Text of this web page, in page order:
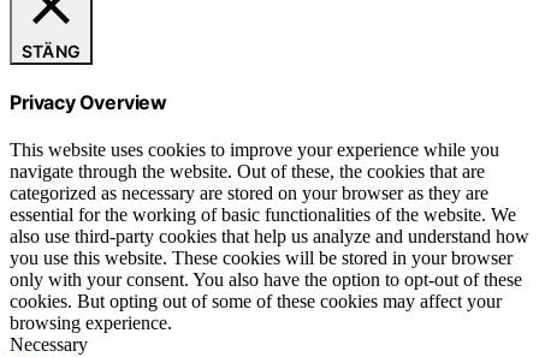
STÄNG
Privacy Overview
This website uses cookies to improve your experience while you
navigate through the website. Out of these, the cookies that are
categorized as necessary are stored on your browser as they are
essential for the working of basic functionalities of the website. We
also use third-party cookies that help us analyze and understand how
you use this website. These cookies will be stored in your browser
only with your consent. You also have the option to opt-out of these
cookies. But opting out of some of these cookies may affect your
browsing experience.
Necessary